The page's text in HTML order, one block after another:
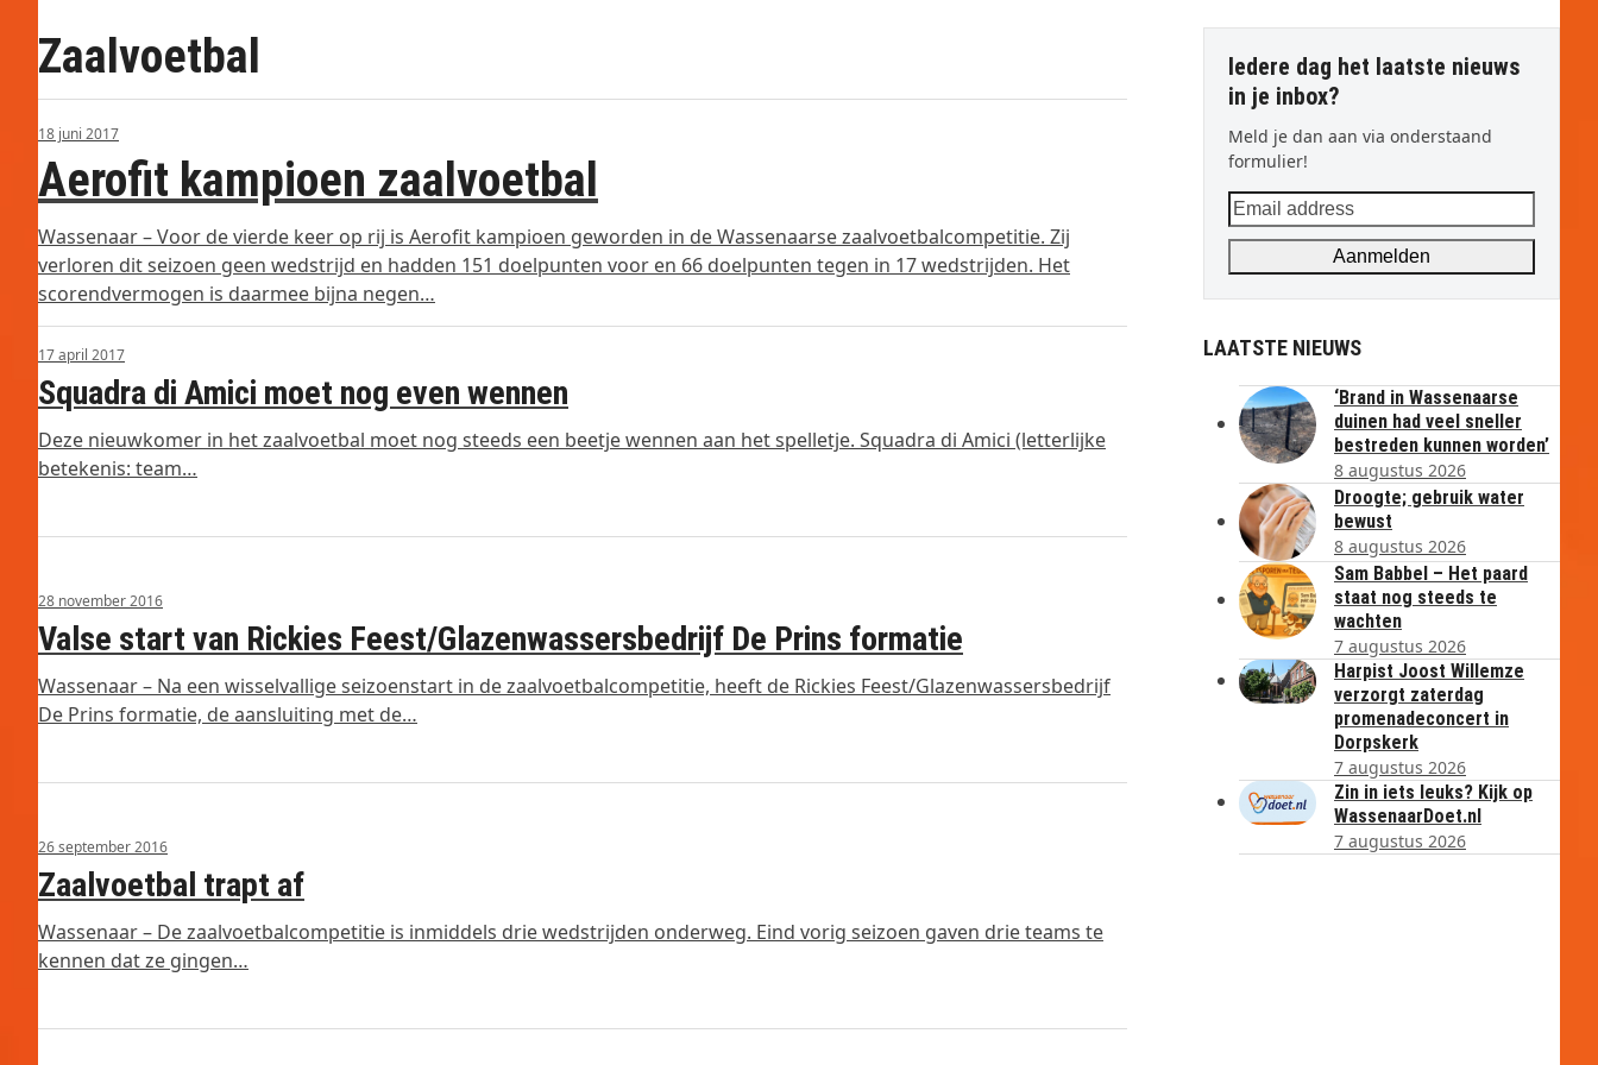
Zaalvoetbal
18 juni 2017
Aerofit kampioen zaalvoetbal
Wassenaar – Voor de vierde keer op rij is Aerofit kampioen geworden in de Wassenaarse zaalvoetbalcompetitie. Zij
verloren dit seizoen geen wedstrijd en hadden 151 doelpunten voor en 66 doelpunten tegen in 17 wedstrijden. Het
scorendvermogen is daarmee bijna negen…
17 april 2017
Squadra di Amici moet nog even wennen
Deze nieuwkomer in het zaalvoetbal moet nog steeds een beetje wennen aan het spelletje. Squadra di Amici (letterlijke
betekenis: team…
28 november 2016
Valse start van Rickies Feest/Glazenwassersbedrijf De Prins formatie
Wassenaar – Na een wisselvallige seizoenstart in de zaalvoetbalcompetitie, heeft de Rickies Feest/Glazenwassersbedrijf
De Prins formatie, de aansluiting met de…
26 september 2016
Zaalvoetbal trapt af
Wassenaar – De zaalvoetbalcompetitie is inmiddels drie wedstrijden onderweg. Eind vorig seizoen gaven drie teams te
kennen dat ze gingen…
Iedere dag het laatste nieuws
in je inbox?
Meld je dan aan via onderstaand
formulier!
Email
address
Aanmelden
LAATSTE NIEUWS
‘Brand in Wassenaarse
duinen had veel sneller
bestreden kunnen worden’
8 augustus 2026
Droogte; gebruik water
bewust
8 augustus 2026
Sam Babbel – Het paard
staat nog steeds te
wachten
7 augustus 2026
Harpist Joost Willemze
verzorgt zaterdag
promenadeconcert in
Dorpskerk
7 augustus 2026
Zin in iets leuks? Kijk op
WassenaarDoet.nl
7 augustus 2026